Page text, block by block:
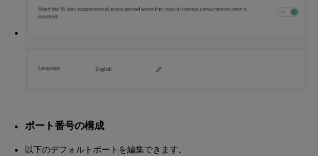
ポート番号の構成
以下のデフォルトポートを編集できます。